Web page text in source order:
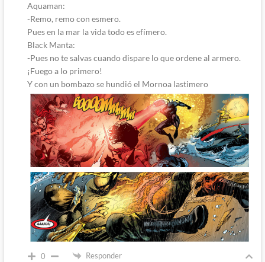
Aquaman:
-Remo, remo con esmero.
Pues en la mar la vida todo es efímero.
Black Manta:
-Pues no te salvas cuando dispare lo que ordene al armero.
¡Fuego a lo primero!
Y con un bombazo se hundió el Mornoa lastimero
0 Responder